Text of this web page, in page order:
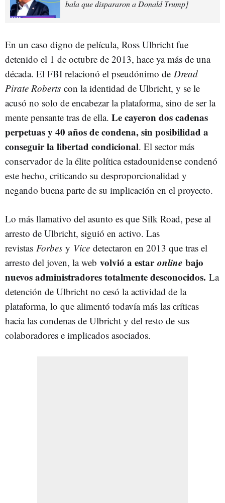
bala que dispararon a Donald Trump]
En un caso digno de película, Ross Ulbricht fue
detenido el 1 de octubre de 2013, hace ya más de una
década. El FBI relacionó el pseudónimo de Dread
Pirate Roberts con la identidad de Ulbricht, y se le
acusó no solo de encabezar la plataforma, sino de ser la
mente pensante tras de ella. Le cayeron dos cadenas
perpetuas y 40 años de condena, sin posibilidad a
conseguir la libertad condicional. El sector más
conservador de la élite política estadounidense condenó
este hecho, criticando su desproporcionalidad y
negando buena parte de su implicación en el proyecto.
Lo más llamativo del asunto es que Silk Road, pese al
arresto de Ulbricht, siguió en activo. Las
revistas Forbes y Vice detectaron en 2013 que tras el
arresto del joven, la web volvió a estaronline bajo
nuevos administradores totalmente desconocidos. La
detención de Ulbricht no cesó la actividad de la
plataforma, lo que alimentó todavía más las críticas
hacia las condenas de Ulbricht y del resto de sus
colaboradores e implicados asociados.